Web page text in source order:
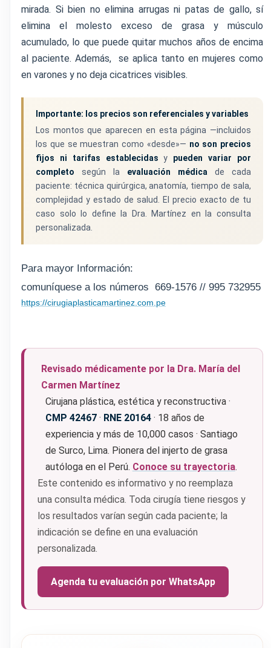
mirada. Si bien no elimina arrugas ni patas de gallo, sí
elimina el molesto exceso de grasa y músculo
acumulado, lo que puede quitar muchos años de encima
al paciente. Además,
se aplica tanto en mujeres como
en varones y no deja cicatrices visibles.
Importante: los precios son referenciales y variables
Los montos que aparecen en esta página —incluidos
los que se muestran como «desde»— no son precios
fijos ni tarifas establecidas y pueden variar por
completo según la evaluación médica de cada
paciente: técnica quirúrgica, anatomía, tiempo de sala,
complejidad y estado de salud. El precio exacto de tu
caso solo lo define la Dra. Martínez en la consulta
personalizada.
Para mayor Información:
comuníquese a los números 669-1576 // 995 732955
https://cirugiaplasticamartinez.com.pe
Revisado médicamente por la Dra. María del
Carmen Martínez
Cirujana plástica, estética y reconstructiva ·
CMP 42467· RNE 20164· 18 años de
experiencia y más de 10,000 casos · Santiago
de Surco, Lima. Pionera del injerto de grasa
autóloga en el Perú. Conoce su trayectoria.
Este contenido es informativo y no reemplaza
una consulta médica. Toda cirugía tiene riesgos y
los resultados varían según cada paciente; la
indicación se define en una evaluación
personalizada.
Agenda tu evaluación por WhatsApp